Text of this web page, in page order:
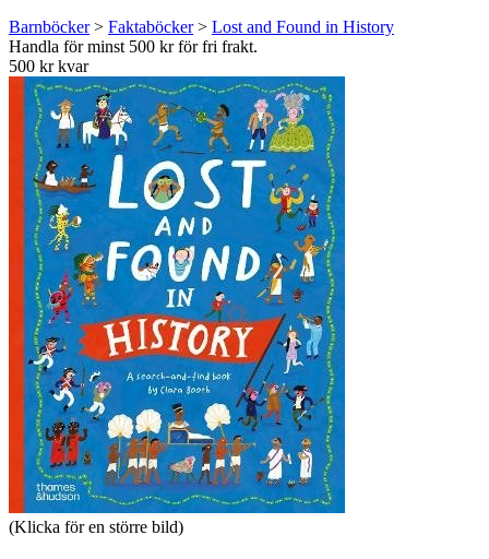
Barnböcker> Faktaböcker> Lost and Found in History
Handla för minst 500 kr för fri frakt.
500 kr kvar
(Klicka för en större bild)